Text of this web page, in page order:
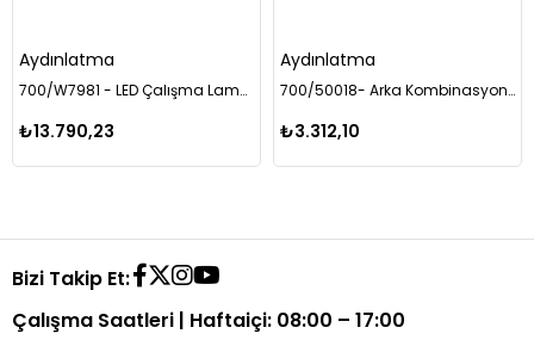
Aydınlatma
700/W7981 - LED Çalışma Lambası MMX 3000 Lümen
₺13.790,23
Aydınlatma
700/50018- Arka Kombinasyon Lambası
₺3.312,10
Bizi Takip Et:
Çalışma Saatleri | Haftaiçi: 08:00 – 17:00